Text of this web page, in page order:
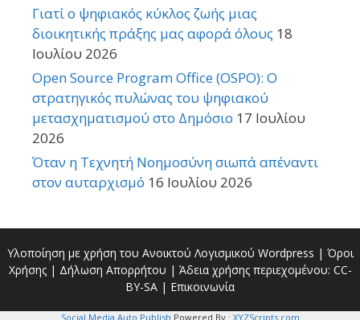
Γιατί ο ψηφιακός κύκλος ζωής μιας
διοικητικής πράξης μας αφορά όλους 18
Ιουλίου 2026
Open Source Program Office (OSPO): Ο
στρατηγικός πυλώνας του ψηφιακού
μετασχηματισμού στο Δημόσιο 17 Ιουλίου
2026
Όταν η Τεχνητή Νοημοσύνη σιωπά απέναντι
στον αυταρχισμό 16 Ιουλίου 2026
Υλοποίηση με χρήση του Ανοικτού Λογισμικού Wordpress | Όροι
Χρήσης| Δήλωση Απορρήτου | Άδεια χρήσης περιεχομένου: CC-
BY-SA | Επικοινωνία
Social Media Auto Publish Powered By : XYZScripts.com